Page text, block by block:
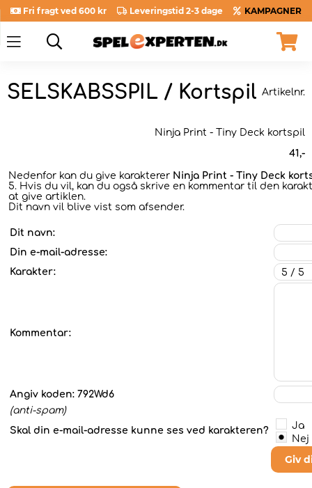
Fri fragt ved 600 kr Leveringstid 2-3 dage KAMPAGNER
SELSKABSSPIL / Kortspil Artikelnr.
Ninja Print - Tiny Deck kortspil
41,-
Nedenfor kan du give karakterer Ninja Print - Tiny Deck
5. Hvis du vil, kan du også skrive en kommentar til den
at give artiklen.
Dit navn vil blive vist som afsender.
Dit navn:
Din e-mail-adresse:
Karakter:
Kommentar:
Angiv koden: 792Wd6
(anti-spam)
Skal din e-mail-adresse kunne ses ved karakteren?
Ja
Nej
Giv